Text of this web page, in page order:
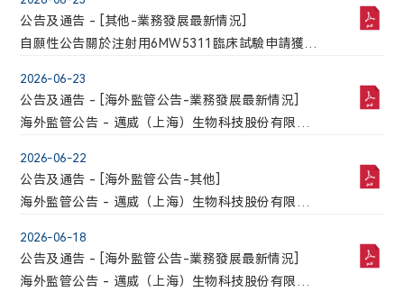
公告及通告 - [其他-業務發展最新情況]
自願性公告關於注射用6MW5311臨床試驗申請獲得
2026-06-23
公告及通告 - [海外監管公告-業務發展最新情況]
海外監管公告 - 邁威（上海）生物科技股份有限公
2026-06-22
公告及通告 - [海外監管公告-其他]
海外監管公告 - 邁威（上海）生物科技股份有限公
2026-06-18
公告及通告 - [海外監管公告-業務發展最新情況]
海外監管公告 - 邁威（上海）生物科技股份有限公